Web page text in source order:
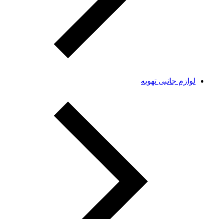
لوازم جانبی تهویه